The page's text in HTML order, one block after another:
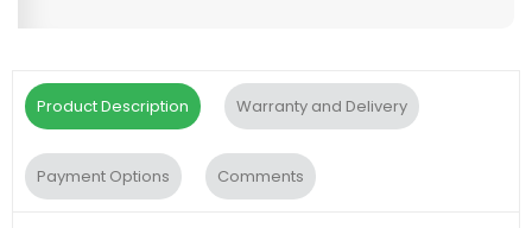
Product Description Warranty and Delivery
Payment Options Comments